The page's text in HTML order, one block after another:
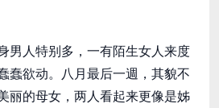
男人特别多，一有陌生女人来度
蠢欲动。八月最后一週，其貌不
丽的母女，两人看起来更像是姊